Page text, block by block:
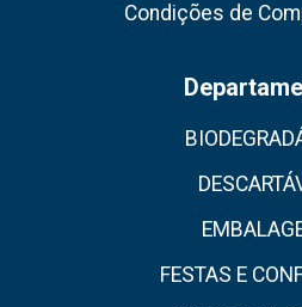
Condições de
FESTAS E